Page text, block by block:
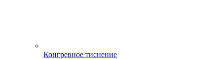
Конгревное тиснение